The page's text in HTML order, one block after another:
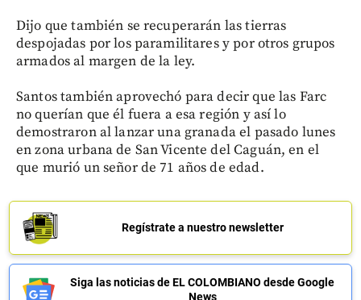
Dijo que también se recuperarán las tierras
despojadas por los paramilitares y por otros grupos
armados al margen de la ley.
Santos también aprovechó para decir que las Farc
no querían que él fuera a esa región y así lo
demostraron al lanzar una granada el pasado lunes
en zona urbana de San Vicente del Caguán, en el
que murió un señor de 71 años de edad.
Regístrate a nuestro newsletter
Siga las noticias de EL COLOMBIANO desde Google
News